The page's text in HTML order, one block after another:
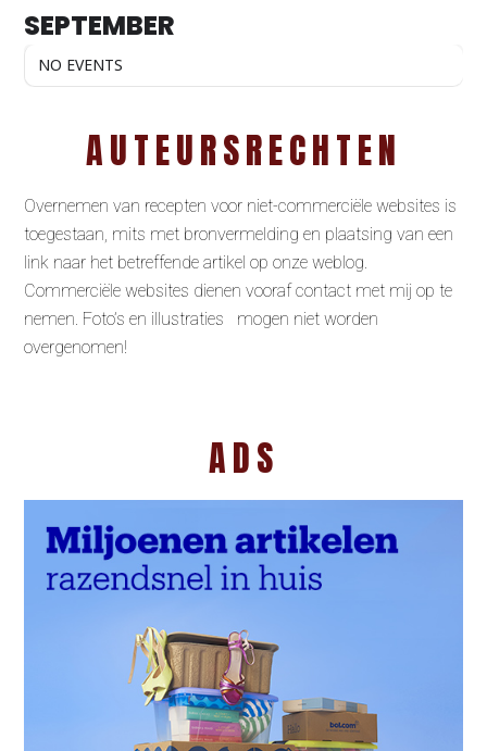
SEPTEMBER
NO EVENTS
AUTEURSRECHTEN
Overnemen van recepten voor niet-commerciële websites is
toegestaan, mits met bronvermelding en plaatsing van een
link naar het betreffende artikel op onze weblog.
Commerciële websites dienen vooraf contact met mij op te
nemen. Foto’s en illustraties mogen niet worden
overgenomen!
ADS